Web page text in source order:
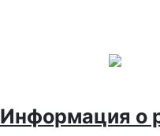
Информация о